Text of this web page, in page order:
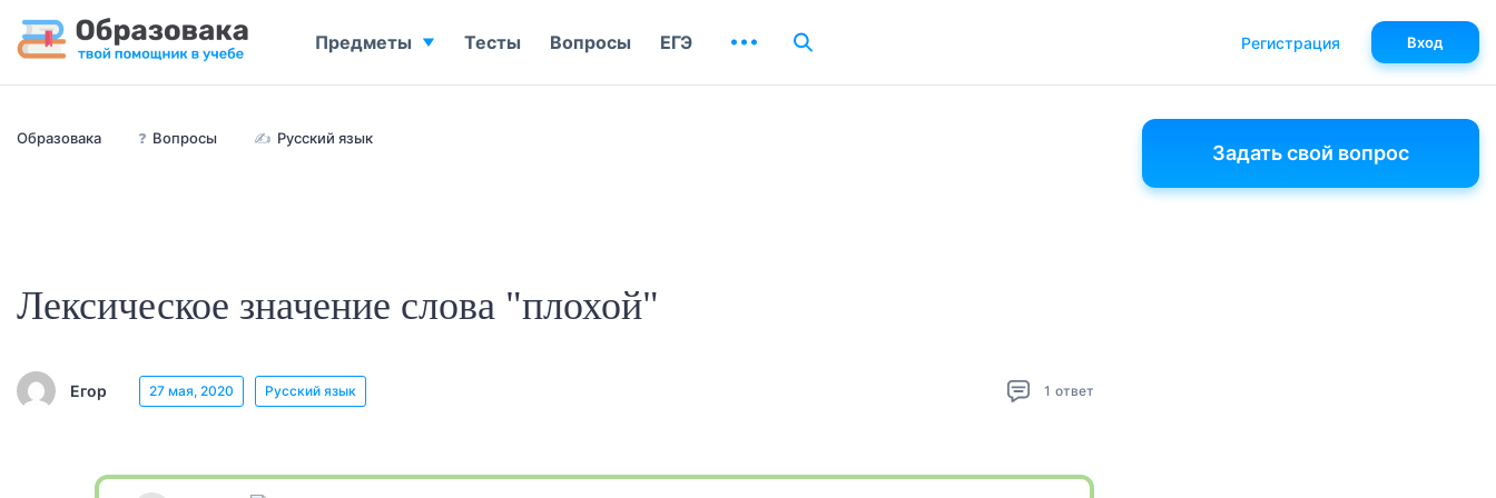
Образовака ❓ Вопросы ✍ Русский язык
Лексическое значение слова "плохой"
Егор 27 мая, 2020 Русский язык 1 ответ
Задать свой вопрос
Предметы Тесты Вопросы ЕГЭ Регистрация Вход